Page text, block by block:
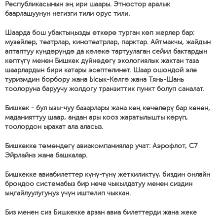
Республикасынын эң ири шаары. Этностор аралык
баарлашуунун негизги тили орус тили.
Шаарда бош убактыңызды өткөрө турган көп жерлер бар:
музейлер, театрлар, кинотеатрлар, парктар. Айтмакчы, жайдын
аптаптуу күндөрүндө да көлөкө тартуулаган сейил бактардын
көптүгү менен Бишкек дүйнөдөгү экологиялык жактан таза
шаарлардын бири катары эсептелинет. Шаар ошондой эле
туризмдин борбору жана Ысык-Көлгө жана Тянь-Шань
тоолоруна баруучу жолдогу транзиттик пункт болуп саналат.
Бишкек - бул ызы-чуу базарлары жана кең көчөлөрү бар кенен,
маданияттуу шаар, андан ары кооз жаратылышты көрүп,
тоолордон ырахат ала аласыз.
Бишкекке төмөндөгү авиакомпаниялар учат: Аэрофлот, С7
Эйрлайнз жана башкалар.
Бишкекке авиабилеттер күнү-түнү жеткиликтүү, биздин онлайн
брондоо системабыз бир нече чыкылдатуу менен сиздин
ыңгайлуулугуңуз үчүн иштелип чыккан.
Биз менен сиз Бишкекке арзан авиа билеттерди жана жеке